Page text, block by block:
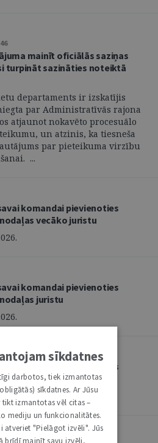
mainīt oficiālās saziņas
turpināt sazināties noteiktā
departaments ir izskatījis
par Administratīvās rajona
atjaunot nokavēto procesuālo
un atzinis, ka tiesneša
par pieteikuma virzību
...
komandai pievienoties
vecāko juristu
komandai pievienoties
juristu
komandai pievienoties
juristu
PADOME
sīkdatnes
darbotos, tiek izmantotas
sīkdatnes. Ar Jūsu
tikt izmantotas vēl citas –
mediju un funkcionalitātes.
atveriet "Pielāgot izvēli". Jūs
brīdī mainīt savu izvēli,